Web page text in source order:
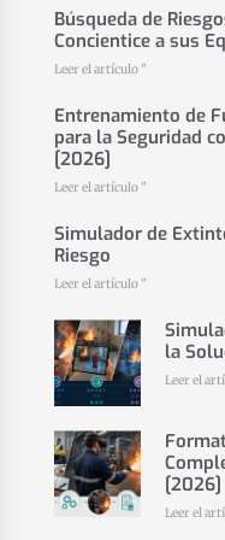
Búsqueda de
Concientice a sus
Leer el artículo "
Entrenamiento de
para la Seguridad
[2026]
Leer el artículo "
Simulador de
Riesgo
Leer el artículo "
la
Leer el
[2026]
Leer el